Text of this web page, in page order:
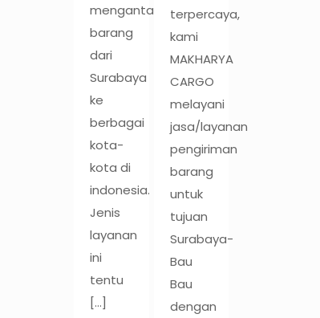
mengantar
barang
dari
Surabaya
ke
berbagai
kota-
kota di
indonesia.
Jenis
layanan
ini
tentu
[…]
terpercaya,
kami
MAKHARYA
CARGO
melayani
jasa/layanan
pengiriman
barang
untuk
tujuan
Surabaya-
Bau
Bau
dengan